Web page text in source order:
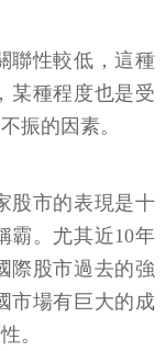
聯性較低，這種
某種程度也是受
振的因素。
股市的表現是十
霸。尤其近10年
際股市過去的強
市場有巨大的成
。